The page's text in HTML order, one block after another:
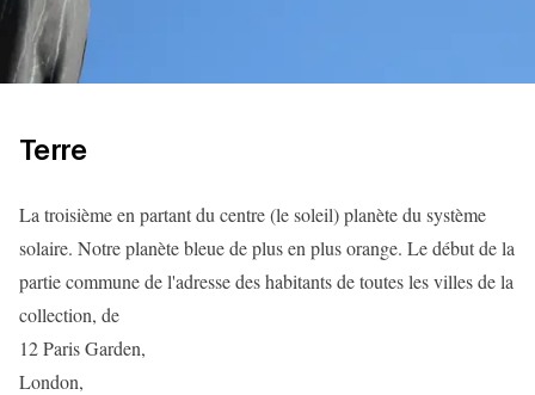
Terre
La troisième en partant du centre (le soleil) planète du système
solaire. Notre planète bleue de plus en plus orange. Le début de la
partie commune de l'adresse des habitants de toutes les villes de la
collection, de
12 Paris Garden,
London,